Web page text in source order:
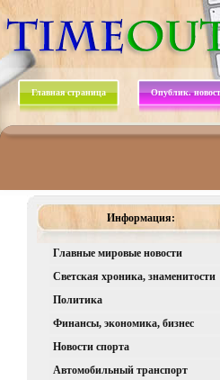
Главная страница Опублик.
Информация:
Главные мировые новости
Светская хроника, знаменитости
Политика
Финансы, экономика, бизнес
Новости спорта
Автомобильный транспорт